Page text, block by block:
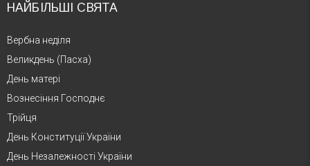
НАЙБІЛЬШІ СВЯТА
Вербна неділя
Великдень (Пасха)
День матері
Вознесіння Господнє
Трійця
День Конституції України
День Незалежності України